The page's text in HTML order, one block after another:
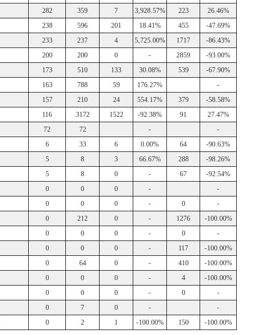
282 359 7 3,928.57% 223
26.46%
238 596 201 18.41% 455
-47.69%
233 237 4 5,725.00% 1717
-86.43%
200 200 0 - 2859
-93.00%
173 510 133 30.08% 539
-67.90%
163 788 59 176.27%
-
157 210 24 554.17% 379
-58.58%
116 3172 1522 -92.38% 91
27.47%
72 72 -
-
6 33 6 0.00% 64
-90.63%
5 8 3 66.67% 288
-98.26%
5 8 0 - 67
-92.54%
0 0 0 -
-
0 0 0 - 0
-
0 212 0 - 1276
-100.00%
0 0 0 - 0
-
0 0 0 - 117
-100.00%
0 64 0 - 410
-100.00%
0 0 0 - 4
-100.00%
0 0 0 - 0
-
0 7 0 -
-
0 2 1 -100.00% 150 -100.00%